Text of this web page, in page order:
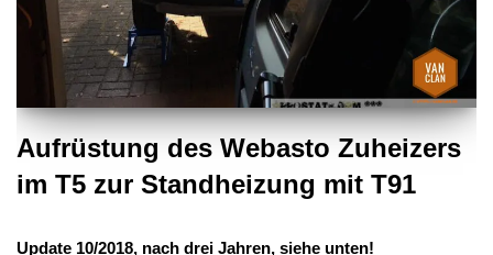
Aufrüstung des Webasto Zuheizers
im T5 zur Standheizung mit T91
Update 10/2018, nach drei Jahren, siehe unten!